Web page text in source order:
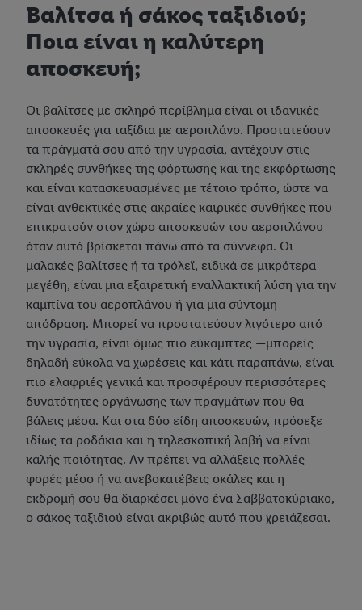
Βαλίτσα ή σάκος ταξιδιού;
Ποια είναι η καλύτερη
αποσκευή;
Οι βαλίτσες με σκληρό περίβλημα είναι οι ιδανικές
αποσκευές για ταξίδια με αεροπλάνο. Προστατεύουν
τα πράγματά σου από την υγρασία, αντέχουν στις
σκληρές συνθήκες της φόρτωσης και της εκφόρτωσης
και είναι κατασκευασμένες με τέτοιο τρόπο, ώστε να
είναι ανθεκτικές στις ακραίες καιρικές συνθήκες που
επικρατούν στον χώρο αποσκευών του αεροπλάνου
όταν αυτό βρίσκεται πάνω από τα σύννεφα. Οι
μαλακές βαλίτσες ή τα τρόλεϊ, ειδικά σε μικρότερα
μεγέθη, είναι μια εξαιρετική εναλλακτική λύση για την
καμπίνα του αεροπλάνου ή για μια σύντομη
απόδραση. Μπορεί να προστατεύουν λιγότερο από
την υγρασία, είναι όμως πιο εύκαμπτες —μπορείς
δηλαδή εύκολα να χωρέσεις και κάτι παραπάνω, είναι
πιο ελαφριές γενικά και προσφέρουν περισσότερες
δυνατότητες οργάνωσης των πραγμάτων που θα
βάλεις μέσα. Και στα δύο είδη αποσκευών, πρόσεξε
ιδίως τα ροδάκια και η τηλεσκοπική λαβή να είναι
καλής ποιότητας. Αν πρέπει να αλλάξεις πολλές
φορές μέσο ή να ανεβοκατέβεις σκάλες και η
εκδρομή σου θα διαρκέσει μόνο ένα Σαββατοκύριακο,
ο σάκος ταξιδιού είναι ακριβώς αυτό που χρειάζεσαι.